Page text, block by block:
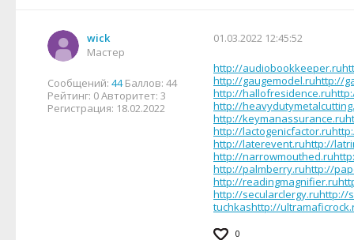
wick
Мастер
Сообщений: 44 Баллов: 44
Рейтинг: 0Авторитет: 3
Регистрация: 18.02.2022
01.03.2022 12:45:52
http://audiobookkeeper.ru
http://gaugemodel.ruhttp://
http://hallofresidence.ru
http://
http://keymanassurance.ru
http://lactogenicfactor.ru
http://laterevent.ruhttp://
http://narrowmouthed.ru
http://palmberry.ruhttp://
http://readingmagnifier.ru
http://secularclergy.ruhttp://
tuchkashttp://
0